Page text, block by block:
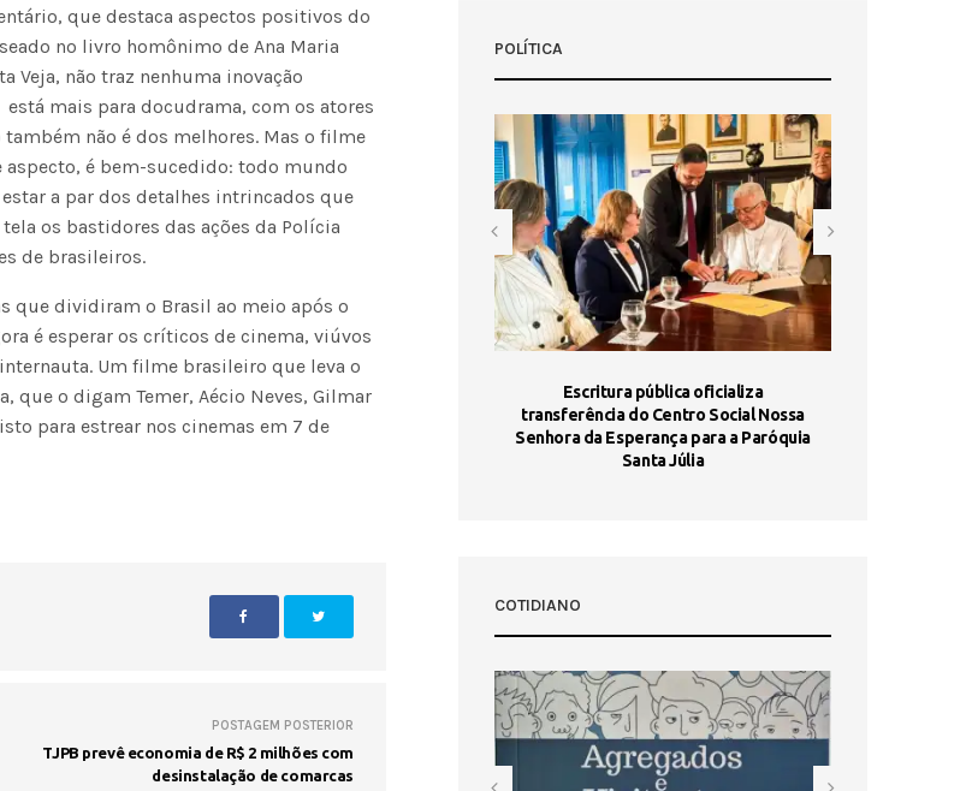
que destaca aspectos positivos do
no livro homônimo de Ana Maria
Veja, não traz nenhuma inovação
mais para docudrama, com os atores
não é dos melhores. Mas o filme
é bem-sucedido: todo mundo
a par dos detalhes intrincados que
os bastidores das ações da Polícia
de brasileiros.
que dividiram o Brasil ao meio após o
é esperar os críticos de cinema, viúvos
Um filme brasileiro que leva o
que o digam Temer, Aécio Neves, Gilmar
para estrear nos cinemas em 7 de
POSTAGEM POSTERIOR
TJPB prevê economia de R$ 2 milhões com
desinstalação de comarcas
POLÍTICA
Fátima Silva lança livro sobre a história
Escritura pública oficializa
transferência do Centro Social Nossa
Senhora da Esperança para a Paróquia
Santa Júlia
COTIDIANO